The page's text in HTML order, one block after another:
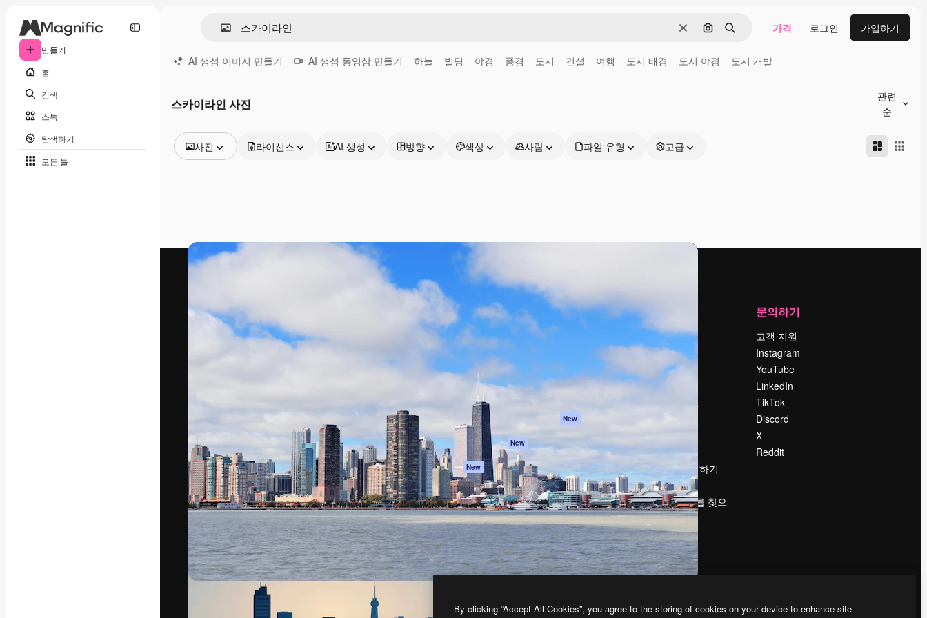
만들기
홈
검색
스톡
탐색하기
모든 툴
지우기이미지로 검색
검색 가격 로그인 가입하기
AI 생성 이미지 만들기 AI 생성 동영상 만들기 하늘 빌딩 야경 풍경 도시 건설 여행 도시 배경 도시 야경 도시 개발
스카이라인 사진
관련
순
사진
동영상
영상 클립
모션 그래픽
3D 모델
글꼴
라이선스 AI 생성 방향 색상 사람 파일 유형 고급
최고의 결과물을 이끌어내는 크리에이티브
플랫폼. 크리에이터, 엔터프라이즈, 에이전시,
프로덕트
Spaces
AI 어시스턴트
AI 이미지 생성기
AI 동영상 생성기
AI 텍스트 음성 변환
스톡 콘텐츠
Claude/ChatGPT
용 MCP
New
Agents New
API
모바일 앱
모든 Magnific 툴
시작하기
이용 약관
New
쿠키 정책
Trust Center
제휴 파트너
비지니스
가격
회사 소개
Reviews
채용 정보
검색 트렌드
Slidesgo
콘텐츠 판매하기
프레스룸
magnific.ai를 찾으
시나요?
문의하기
고객 지원
Instagram
YouTube
LinkedIn
TikTok
Discord
X
Reddit
Copyright © 2010-2026Freepik Company S.L.U.모든 권리는 보호 받습니다.
By clicking “Accept All Cookies”, you agree to the storing of cookies on your device to enhance site